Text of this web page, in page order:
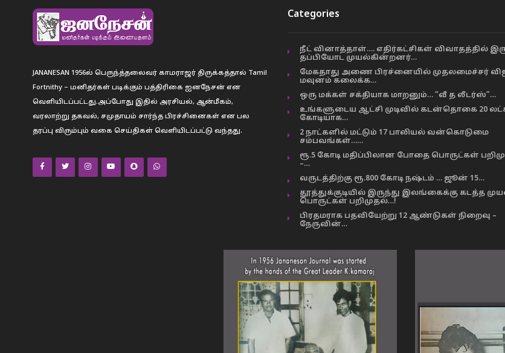
JANANESAN 1956ல் பெருந்த்தலைவர் காமராஜர் திருக்கத்தால் Tamil
Fortnithy – மனிதர்கள் படிக்கும் பத்திரிகை ஐனநேசன் என
வெளியிடப்பட்டது.அப்போது இதில் அரசியல், ஆன்மீகம்,
வரலாற்று தகவல், சமுதாயம் சார்ந்த பிரச்சினைகள் என பல
தரப்பு விரும்பும் வகை செய்திகள் வெளியிடப்பட்டு வந்தது.
Categories
நீட் வினாத்தாள்…. எதிர்கட்சிகள் விவாதத்தில்
தப்பியோட முயல்கின்றனர்…
மேகதாது அணை பிரச்னையில் முதலமைச்சர்
மவுனம் கலைக்க…
ஒரு மக்கள் சக்தியாக மாறனும்… “வீ த லீடர்ஸ்”…
உங்களுடைய ஆட்சி முடிவில் கடன்தொகை 20
கோடியாக…
2 நாட்களில் மட்டும் 17 பாலியல் வன்கொடுமை
சம்பவங்கள்……
ரூ.5 கோடி மதிப்பிலான போதை பொருட்கள்
–…
வருடத்திற்கு ரூ.800 கோடி நஷ்டம் … ஜூன் 15…
தூத்துக்குடியில் இருந்து இலங்கைக்கு கடத்த
பொருட்கள் பறிமுதல்…!
பிரதமராக பதவியேற்று 12 ஆண்டுகள் நிறைவு –
நேருவின்…